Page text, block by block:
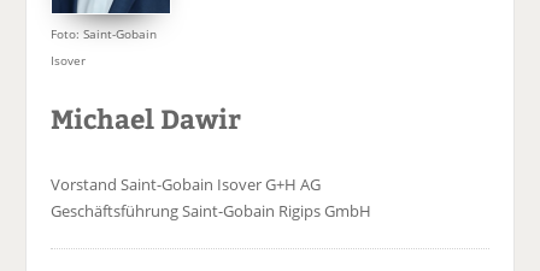
Foto: Saint-Gobain
Isover
Michael Dawir
VorstandSaint-Gobain Isover G+H AG
GeschäftsführungSaint-Gobain Rigips GmbH